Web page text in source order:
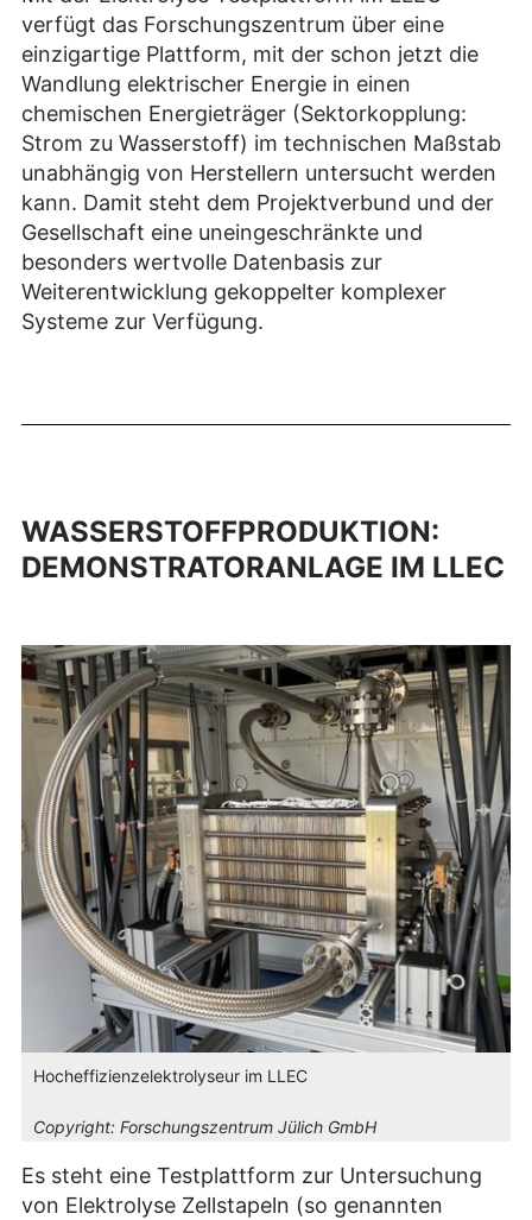
verfügt das Forschungszentrum über eine
einzigartige Plattform, mit der schon jetzt die
Wandlung elektrischer Energie in einen
chemischen Energieträger (Sektorkopplung:
Strom zu Wasserstoff) im technischen Maßstab
unabhängig von Herstellern untersucht werden
kann. Damit steht dem Projektverbund und der
Gesellschaft eine uneingeschränkte und
besonders wertvolle Datenbasis zur
Weiterentwicklung gekoppelter komplexer
Systeme zur Verfügung.
WASSERSTOFFPRODUKTION:
DEMONSTRATORANLAGE IM LLEC
Hocheffizienzelektrolyseur im LLEC
Copyright: Forschungszentrum Jülich GmbH
Es steht eine Testplattform zur Untersuchung
von Elektrolyse Zellstapeln (so genannten